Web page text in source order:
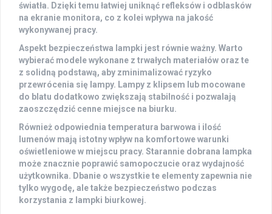
światła. Dzięki temu łatwiej uniknąć refleksów i odblasków
na ekranie monitora, co z kolei wpływa na jakość
wykonywanej pracy.
Aspekt bezpieczeństwa lampki jest równie ważny. Warto
wybierać modele wykonane z trwałych materiałów oraz te
z solidną podstawą, aby zminimalizować ryzyko
przewrócenia się lampy. Lampy z klipsem lub mocowane
do blatu dodatkowo zwiększają stabilność i pozwalają
zaoszczędzić cenne miejsce na biurku.
Również odpowiednia temperatura barwowa i ilość
lumenów mają istotny wpływ na komfortowe warunki
oświetleniowe w miejscu pracy. Starannie dobrana lampka
może znacznie poprawić samopoczucie oraz wydajność
użytkownika. Dbanie o wszystkie te elementy zapewnia nie
tylko wygodę, ale także bezpieczeństwo podczas
korzystania z lampki biurkowej.